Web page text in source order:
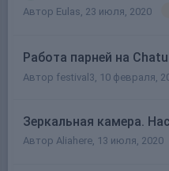
Автор Eulas 23 июля, 2020
Работа парней на
Автор festival3 10 февраля,
Зеркальная камера.
Автор Aliahere 13 июля, 2020